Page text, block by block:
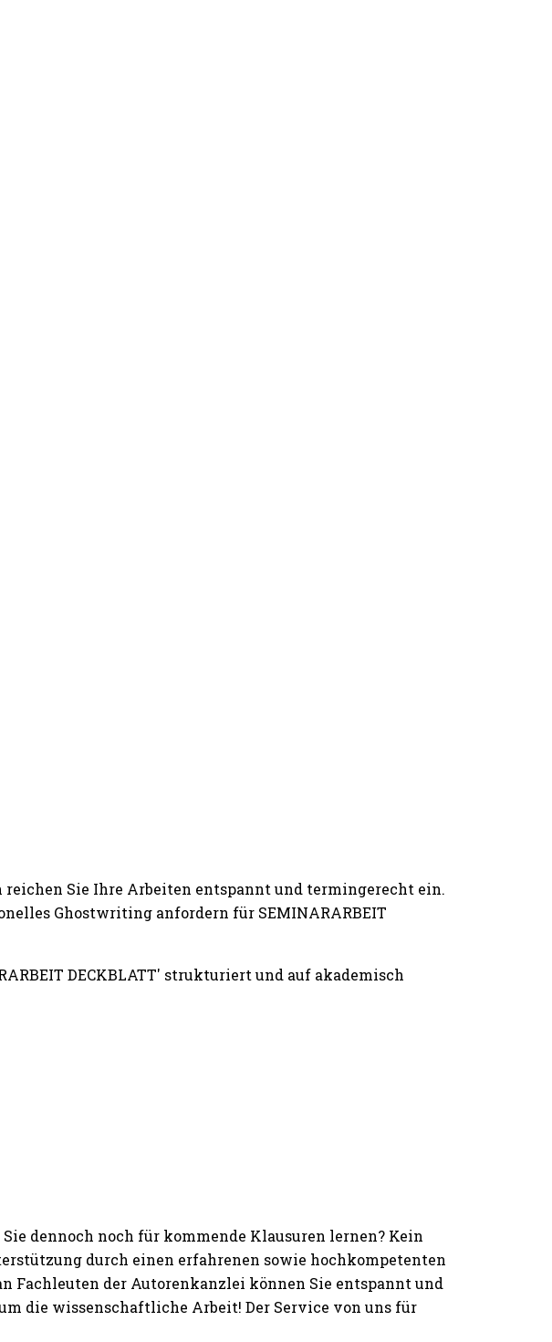
Sie Ihre Arbeiten entspannt und termingerecht ein.
Ghostwriting anfordern für SEMINARARBEIT
DECKBLATT' strukturiert und auf akademisch
dennoch noch für kommende Klausuren lernen? Kein
durch einen erfahrenen sowie hochkompetenten
Fachleuten der Autorenkanzlei können Sie entspannt und
die wissenschaftliche Arbeit! Der Service von uns für